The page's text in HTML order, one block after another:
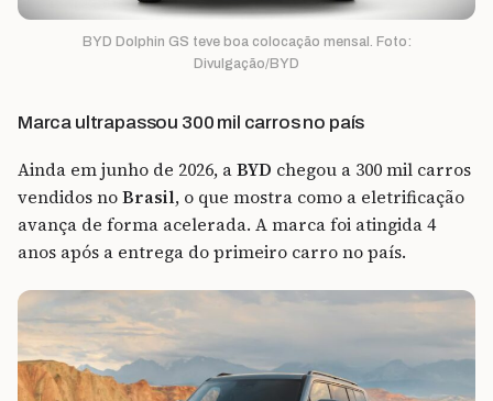
BYD Dolphin GS teve boa colocação mensal. Foto:
Divulgação/BYD
Marca ultrapassou 300 mil carros no país
Ainda em junho de 2026, aBYD chegou a 300 mil carros
vendidos noBrasil, o que mostra como a eletrificação
avança de forma acelerada. A marca foi atingida 4
anos após a entrega do primeiro carro no país.